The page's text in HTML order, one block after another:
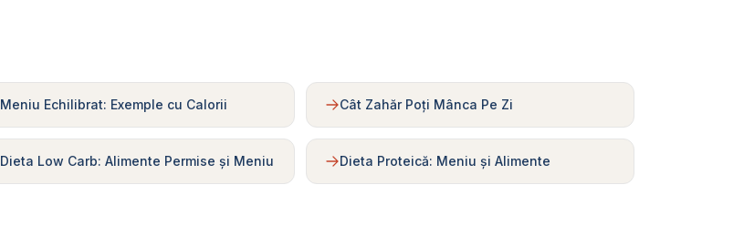
Meniu Echilibrat: Exemple cu Calorii Cât Zahăr Poți Mânca Pe Zi
Dieta Low Carb: Alimente Permise și Meniu Dieta Proteică: Meniu și Alimente